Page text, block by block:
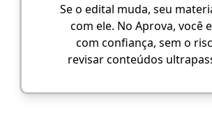
Se o edital muda, seu
com ele. No Aprova, você
com confiança, sem o
revisar conteúdos